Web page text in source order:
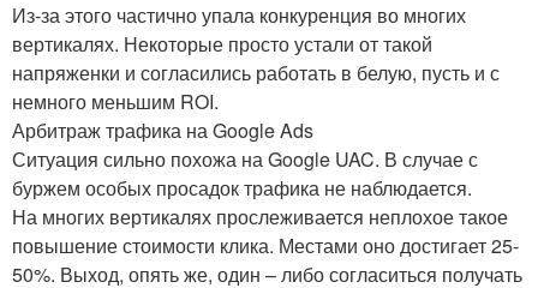
Из-за этого частично упала конкуренция во многих
вертикалях. Некоторые просто устали от такой
напряженки и согласились работать в белую, пусть и с
немного меньшим ROI.
Арбитраж трафика на Google Ads
Ситуация сильно похожа на Google UAC. В случае с
буржем особых просадок трафика не наблюдается.
На многих вертикалях прослеживается неплохое такое
повышение стоимости клика. Местами оно достигает 25-
50%. Выход, опять же, один – либо согласиться получать